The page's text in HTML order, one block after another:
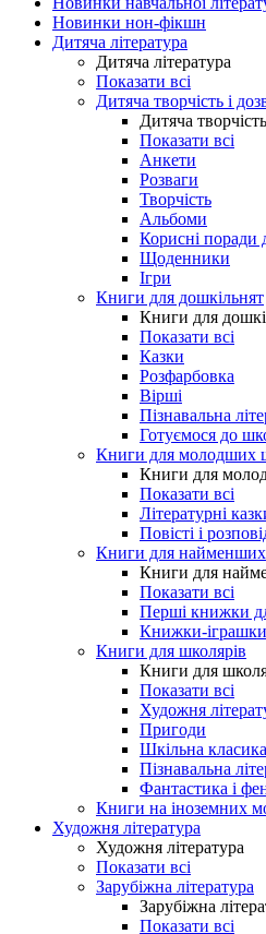
Новинки нон-фікшн
Дитяча література
Дитяча література
Показати всі
Дитяча творчість і
Дитяча
Показати всі
Анкети
Розваги
Творчість
Альбоми
Корисні поради
Щоденники
Ігри
Книги для дошкільнят
Книги для
Показати всі
Казки
Розфарбовка
Вірші
Пізнавальна
Готуємося до
Книги для молодших
Книги для
Показати всі
Літературні
Повісті і
Книги для найменших
Книги для
Показати всі
Перші книжки
Книжки-іграшки
Книги для школярів
Книги для
Показати всі
Художня
Пригоди
Шкільна класика
Пізнавальна
Фантастика і
Книги на іноземних
Художня література
Художня література
Показати всі
Зарубіжна література
Зарубіжна
Показати всі